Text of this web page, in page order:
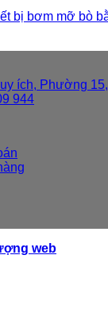
bị bơm mỡ bò
ích, Phường
944
web